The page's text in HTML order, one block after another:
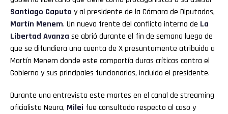
Santiago Caputo y al presidente de la Cámara de Diputados,
Martín Menem. Un nuevo frente del conflicto interno de La
Libertad Avanza se abrió durante el fin de semana luego de
que se difundiera una cuenta de X presuntamente atribuida a
Martín Menem donde este compartía duras críticas contra el
Gobierno y sus principales funcionarios, incluido el presidente.
Durante una entrevista este martes en el canal de streaming
oficialista Neura, Milei fue consultado respecto al caso y